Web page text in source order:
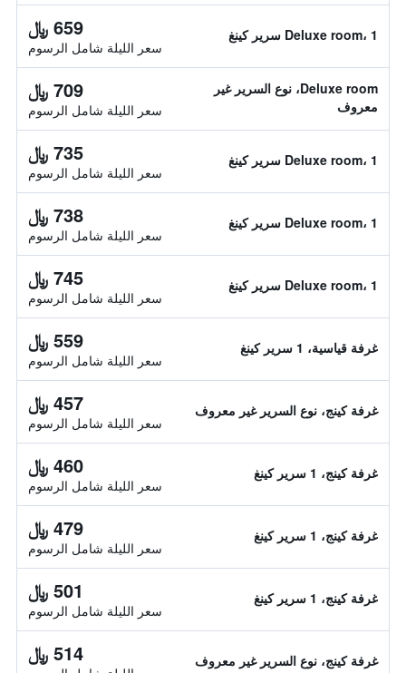
Deluxe room، 1 سرير كينغ 659 ﷼
سعر الليلة شامل الرسوم
Deluxe room، نوع السرير غير
معروف
709 ﷼
سعر الليلة شامل الرسوم
Deluxe room، 1 سرير كينغ 735 ﷼
سعر الليلة شامل الرسوم
Deluxe room، 1 سرير كينغ 738 ﷼
سعر الليلة شامل الرسوم
Deluxe room، 1 سرير كينغ 745 ﷼
سعر الليلة شامل الرسوم
غرفة قياسية، 1 سرير كينغ 559 ﷼
سعر الليلة شامل الرسوم
غرفة كينج، نوع السرير غير معروف 457 ﷼
سعر الليلة شامل الرسوم
غرفة كينج، 1 سرير كينغ 460 ﷼
سعر الليلة شامل الرسوم
غرفة كينج، 1 سرير كينغ 479 ﷼
سعر الليلة شامل الرسوم
غرفة كينج، 1 سرير كينغ 501 ﷼
سعر الليلة شامل الرسوم
غرفة كينج، نوع السرير غير معروف 514 ﷼